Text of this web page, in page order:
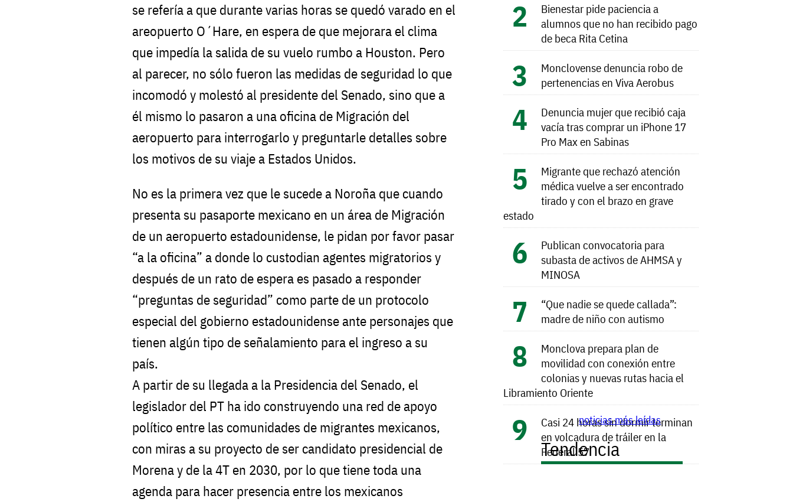
se refería a que durante varias horas se quedó varado en el
areopuerto O´Hare, en espera de que mejorara el clima
que impedía la salida de su vuelo rumbo a Houston. Pero
al parecer, no sólo fueron las medidas de seguridad lo que
incomodó y molestó al presidente del Senado, sino que a
él mismo lo pasaron a una oficina de Migración del
aeropuerto para interrogarlo y preguntarle detalles sobre
los motivos de su viaje a Estados Unidos.
No es la primera vez que le sucede a Noroña que cuando
presenta su pasaporte mexicano en un área de Migración
de un aeropuerto estadounidense, le pidan por favor pasar
“a la oficina” a donde lo custodian agentes migratorios y
después de un rato de espera es pasado a responder
“preguntas de seguridad” como parte de un protocolo
especial del gobierno estadounidense ante personajes que
tienen algún tipo de señalamiento para el ingreso a su
país.
A partir de su llegada a la Presidencia del Senado, el
legislador del PT ha ido construyendo una red de apoyo
político entre las comunidades de migrantes mexicanos,
con miras a su proyecto de ser candidato presidencial de
Morena y de la 4T en 2030, por lo que tiene toda una
agenda para hacer presencia entre los mexicanos
Bienestar pide paciencia a
alumnos que no han recibido pago
de beca Rita Cetina
Monclovense denuncia robo de
pertenencias en Viva Aerobus
Denuncia mujer que recibió caja
vacía tras comprar un iPhone 17
Pro Max en Sabinas
Migrante que rechazó atención
médica vuelve a ser encontrado
tirado y con el brazo en grave
estado
Publican convocatoria para
subasta de activos de AHMSA y
MINOSA
“Que nadie se quede callada”:
madre de niño con autismo
Monclova prepara plan de
movilidad con conexión entre
colonias y nuevas rutas hacia el
Libramiento Oriente
Casi 24 horas sin dormir terminan
en volcadura de tráiler en la
Federal 57
noticias más leídas
Tendencia